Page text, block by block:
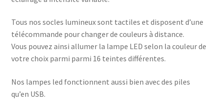
Tous nos socles lumineux sont tactiles et disposent d’une
télécommande pour changer de couleurs à distance.
Vous pouvez ainsi allumer la lampe LED selon la couleur de
votre choix parmi parmi 16 teintes différentes.
Nos lampes led fonctionnent aussi bien avec des piles
qu’en USB.